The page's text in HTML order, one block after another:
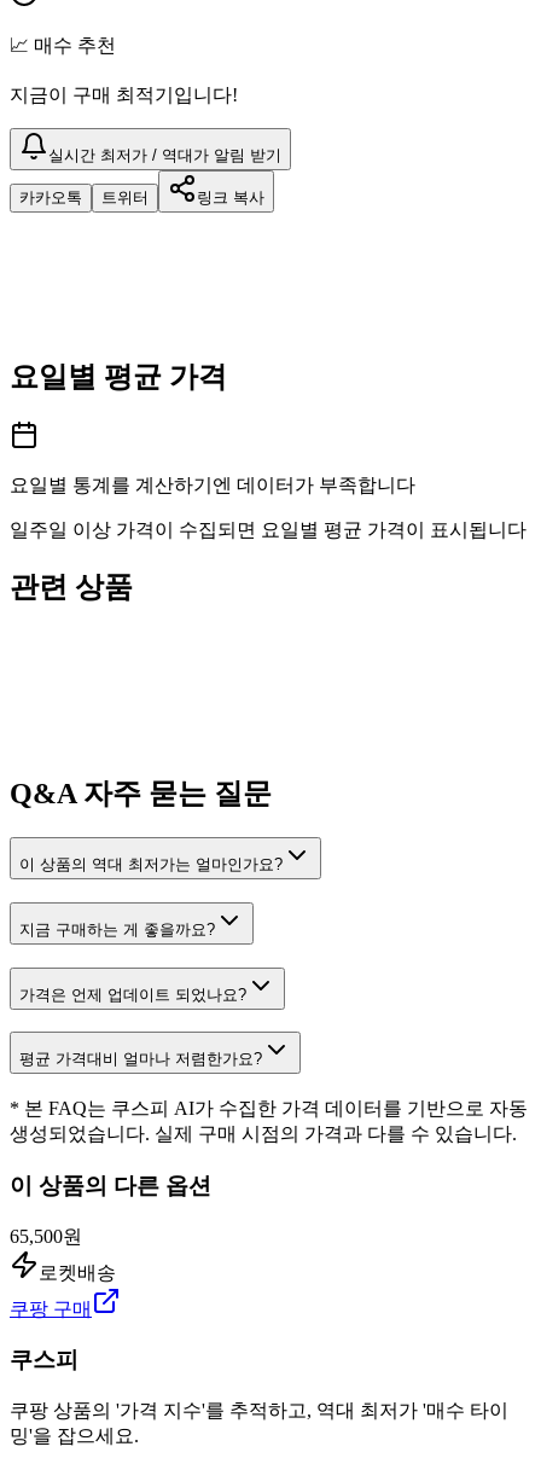
📈 매수 추천
지금이 구매 최적기입니다!
실시간 최저가 / 역대가 알림 받기
카카오톡 트위터 링크 복사
요일별 평균 가격
요일별 통계를 계산하기엔 데이터가 부족합니다
일주일 이상 가격이 수집되면 요일별 평균 가격이 표시됩니다
관련 상품
Q&A자주 묻는 질문
이 상품의 역대 최저가는 얼마인가요?
지금 구매하는 게 좋을까요?
가격은 언제 업데이트 되었나요?
평균 가격대비 얼마나 저렴한가요?
* 본 FAQ는 쿠스피 AI가 수집한 가격 데이터를 기반으로 자동
생성되었습니다. 실제 구매 시점의 가격과 다를 수 있습니다.
이 상품의 다른 옵션
65,500원
로켓배송
쿠팡 구매
쿠스피
쿠팡 상품의 '가격 지수'를 추적하고, 역대 최저가 '매수 타이
밍'을 잡으세요.